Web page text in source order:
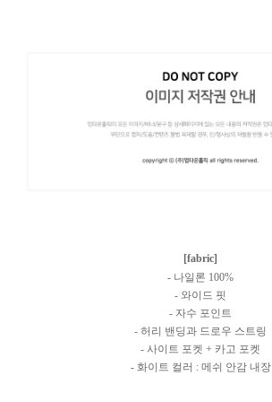
[fabric]
- 나일론 100%
- 와이드 핏
- 자수 포인트
- 허리 밴딩과 드로우 스트링
- 사이트 포켓 + 카고 포켓
- 화이트 컬러 : 메쉬 안감 내장